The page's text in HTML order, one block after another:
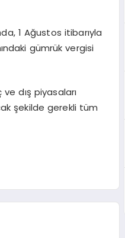
1 Ağustos itibarıyla
gümrük vergisi
dış piyasaları
şekilde gerekli tüm